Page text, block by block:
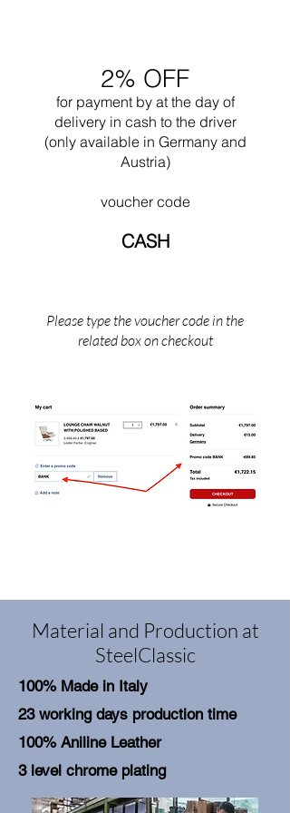
includeva la progettazione di tutti gli edifici
pubblici per questa città. Nel 1965 morì
mentre nuotava vicino al suo Cabanon a Saint
Martin (il sud della Francia).
2% OFF
for payment by at the day of
delivery in cash to the driver
(only available in Germany and
Austria)
voucher code
CASH
Please type the voucher code in the
related box on checkout
Material and Production at
SteelClassic
100% Made in Italy
23 working days production time
100% Aniline Leather
3 level chrome plating